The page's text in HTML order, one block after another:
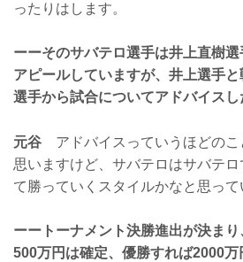
ったりはします。
ーーそのサバテロ選手は井上直樹
アピールしていますが、井上選手
選手から試合についてアドバイスし
元谷 アドバイスっていうほどのこ
思いますけど、サバテロはサバテ
て勝っていくスタイルかなと思って
ーートーナメント決勝進出が決ま
500万円は確定、優勝すれば2000